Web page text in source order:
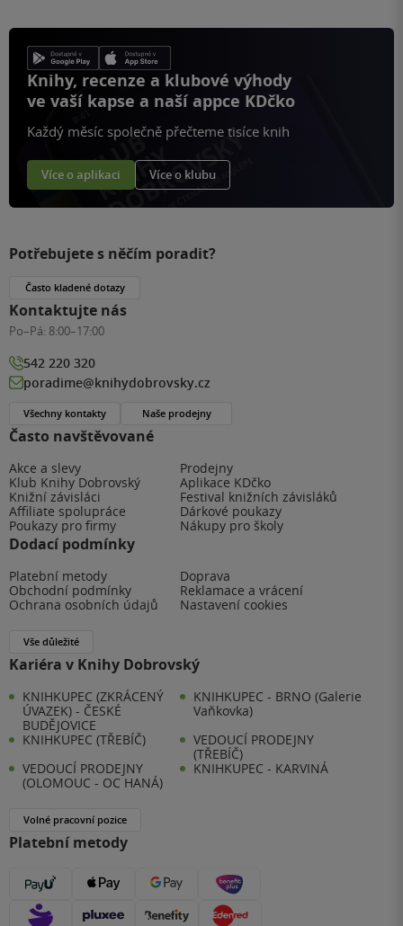
Knihy, recenze a klubové výhody
ve vaší kapse a naší appce KDčko
Každý měsíc společně přečteme tisíce knih
Více o aplikaci Více o klubu
Často navštěvované
Akce a slevy
Prodejny
Klub Knihy Dobrovský
Aplikace KDčko
Knižní závisláci
Festival knižních závisláků
Affiliate spolupráce
Dárkové poukazy
Poukazy pro firmy
Nákupy pro školy
Dodací podmínky
Platební metody
Doprava
Obchodní podmínky
Reklamace a vrácení
Ochrana osobních údajů
Nastavení cookies
Vše důležité
Kariéra v Knihy Dobrovský
KNIHKUPEC (ZKRÁCENÝ
ÚVAZEK) - ČESKÉ
BUDĚJOVICE
KNIHKUPEC - BRNO (Galerie
Vaňkovka)
KNIHKUPEC (TŘEBÍČ)
VEDOUCÍ PRODEJNY
(TŘEBÍČ)
VEDOUCÍ PRODEJNY
(OLOMOUC - OC HANÁ)
KNIHKUPEC - KARVINÁ
Volné pracovní pozice
Platební metody
Potřebujete s něčím poradit?
Často kladené dotazy
Kontaktujte nás
Po–Pá: 8:00–17:00
542 220 320
poradime@knihydobrovsky.cz
Všechny kontakty Naše prodejny